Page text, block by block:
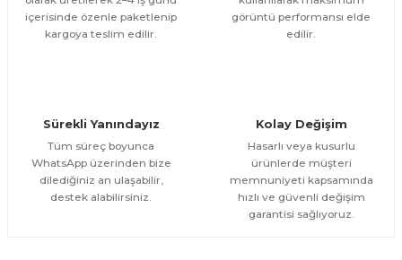
1.000,00 TL
800,00 TL
ÜRÜNÜ İNCELE
%12
800,00 TL %12
Evinemoda
Boho Tarzı Çiçek 3 Parça Ahşap Çerçeveli Tablo ACT
içerisinde özenle paketlenip
kargoya teslim edilir.
görüntü performansı elde
edilir.
Sürekli Yanındayız
Tüm süreç boyunca
WhatsApp üzerinden bize
dilediğiniz an ulaşabilir,
destek alabilirsiniz.
Kolay Değişim
Hasarlı veya kusurlu
ürünlerde müşteri
memnuniyeti kapsamında
hızlı ve güvenli değişim
garantisi sağlıyoruz.